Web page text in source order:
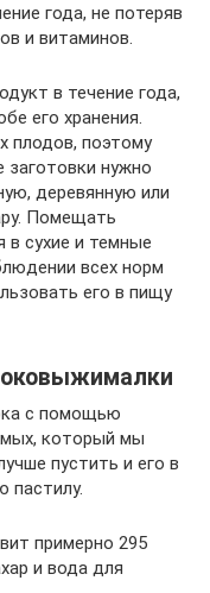
года, не потеряв
и витаминов.
в течение года,
его хранения.
плодов, поэтому
заготовки нужно
деревянную или
Помещать
в сухие и темные
всех норм
его в пищу
с помощью
который мы
пустить и его в
пастилу.
примерно 295
и вода для